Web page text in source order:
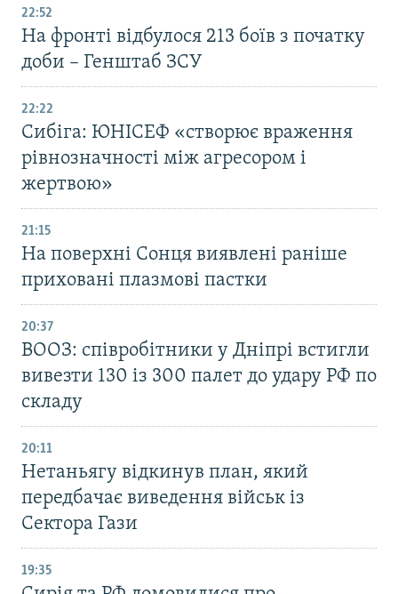
22:52
На фронті відбулося 213 боїв з початку
доби – Генштаб ЗСУ
22:22
Сибіга: ЮНІСЕФ «створює враження
рівнозначності між агресором і
жертвою»
21:15
На поверхні Сонця виявлені раніше
приховані плазмові пастки
20:37
ВООЗ: співробітники у Дніпрі встигли
вивезти 130 із 300 палет до удару РФ по
складу
20:11
Нетаньягу відкинув план, який
передбачає виведення військ із
Сектора Гази
19:35